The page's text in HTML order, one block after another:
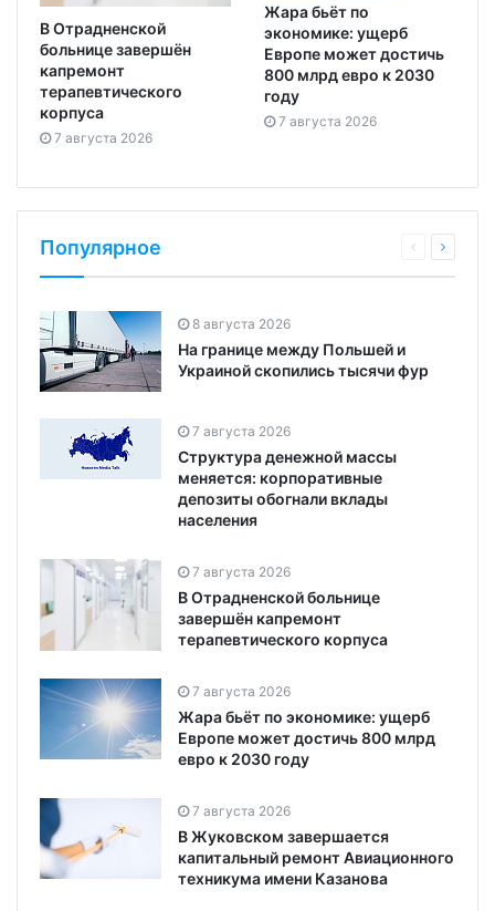
В Отрадненской
больнице завершён
капремонт
терапевтического
корпуса
7 августа 2026
Жара бьёт по
экономике: ущерб
Европе может достичь
800 млрд евро к 2030
году
7 августа 2026
Популярное
8 августа 2026
На границе между Польшей и
Украиной скопились тысячи фур
7 августа 2026
Структура денежной массы
меняется: корпоративные
депозиты обогнали вклады
населения
7 августа 2026
В Отрадненской больнице
завершён капремонт
терапевтического корпуса
7 августа 2026
Жара бьёт по экономике: ущерб
Европе может достичь 800 млрд
евро к 2030 году
7 августа 2026
В Жуковском завершается
капитальный ремонт Авиационного
техникума имени Казанова